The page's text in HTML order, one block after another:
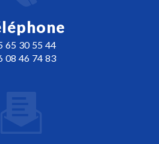
65 30 55 44
08 46 74 83